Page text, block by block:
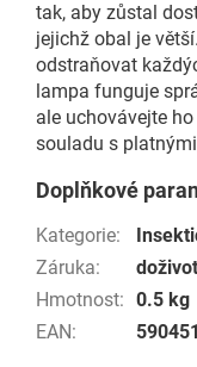
tak, aby zůstal
jejichž obal je
odstraňovat
lampa funguje
ale uchovávejte
souladu s
Doplňkové
Kategorie:
Záruka:
Hmotnost: 0.5 kg
EAN: